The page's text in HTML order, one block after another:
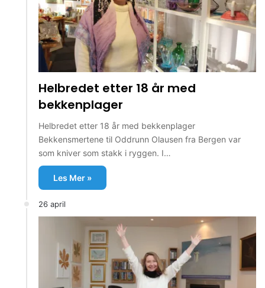
Helbredet etter 18 år med
bekkenplager
Helbredet etter 18 år med bekkenplager
Bekkensmertene til Oddrunn Olausen fra Bergen var
som kniver som stakk i ryggen. I…
Les Mer »
26 april